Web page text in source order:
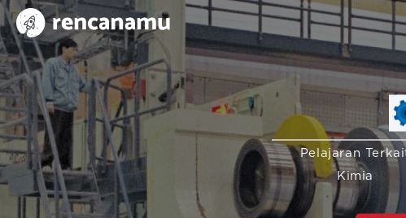
Pelajaran
Kimia